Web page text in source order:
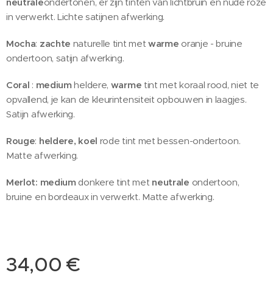
in verwerkt. Lichte satijnen afwerking.
Mocha: zachte naturelle tint met warme oranje - bruine
ondertoon, satijn afwerking.
Coral : mediumheldere, warme tint met koraal rood, niet te
opvallend, je kan de kleurintensiteit opbouwen in laagjes.
Satijn afwerking.
Rouge: heldere, koel rode tint met bessen-ondertoon.
Matte afwerking.
Merlot: mediumdonkere tint met neutrale ondertoon,
bruine en bordeaux in verwerkt. Matte afwerking.
34,00 €